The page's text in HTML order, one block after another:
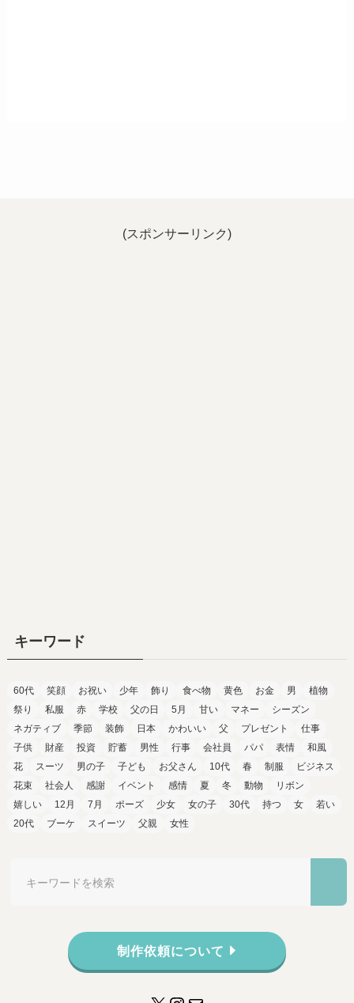
(スポンサーリンク)
キーワード
60代 笑顔 お祝い 少年 飾り 食べ物 黄色 お金 男
植物
祭り
私服 赤 学校 父の日 5月 甘い マネー
シーズン
ネガティブ
季節 装飾 日本 かわいい 父 プレゼント
仕事
子供
財産 投資 貯蓄 男性 行事 会社員 パパ 表情
和風
花
スーツ 男の子 子ども お父さん 10代 春 制服
ビジネス
花束
社会人 感謝 イベント 感情 夏 冬 動物
リボン
嬉しい
12月 7月 ポーズ 少女 女の子 30代 持つ 女
若い
20代
ブーケ スイーツ 父親 女性
制作依頼について